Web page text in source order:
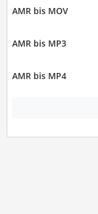
AMR bis MOV
AMR bis MP3
AMR bis MP4